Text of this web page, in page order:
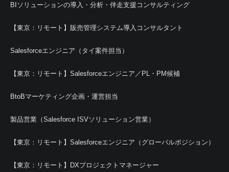
BIソリューションの導入・分析・伴走支援コンサルティング
【東京：リモート】販売管理システム導入コンサルタント
Salesforceエンジニア（タイ案件担当）
【東京：リモート】Salesforceエンジニア／PL・PM候補
BtoBマーケティング企画・運営担当
製品営業（Salesforce ISVソリューション営業）
【東京：リモート】Salesforceエンジニア（グローバルポジション）
【東京：リモート】DXプロジェクトマネージャー